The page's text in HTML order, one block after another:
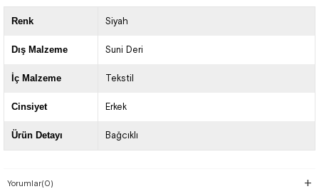
Renk Siyah
Dış Malzeme Suni Deri
İç Malzeme Tekstil
Cinsiyet Erkek
Ürün Detayı Bağcıklı
Yorumlar(0)